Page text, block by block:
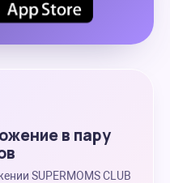
в пару
SUPERMOMS CLUB